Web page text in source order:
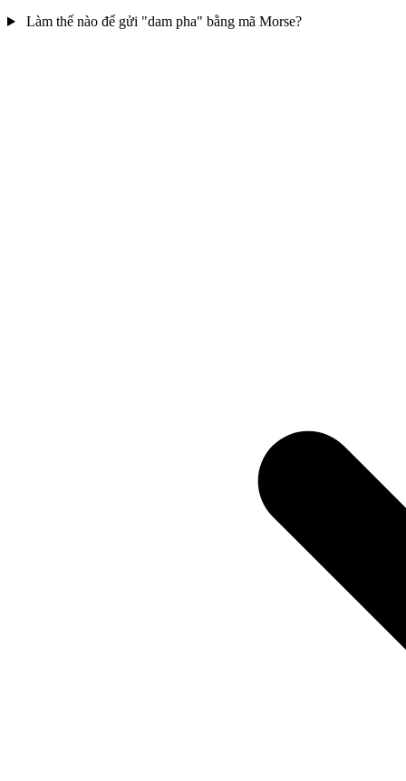
Làm thế nào để gửi "dam pha" bằng mã Morse?